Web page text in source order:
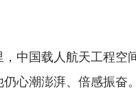
国载人航天工程空
心潮澎湃、倍感振奋。